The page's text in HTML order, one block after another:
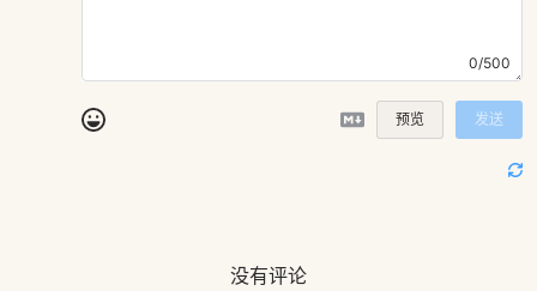
0/500
预览 发送
没有评论